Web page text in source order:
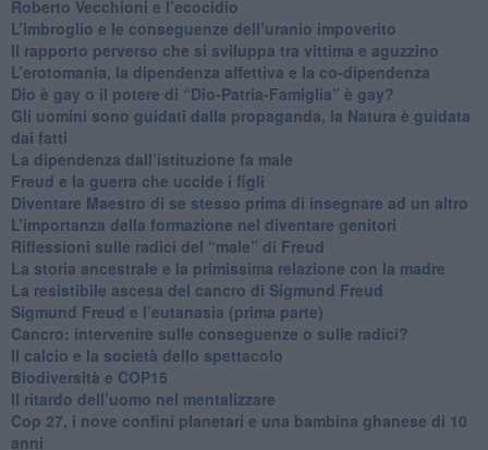
​Roberto Vecchioni e l’ecocidio
​L’imbroglio e le conseguenze dell’uranio impoverito
​Il rapporto perverso che si sviluppa tra vittima e aguzzino
L’erotomania, la dipendenza affettiva e la co-dipendenza
​Dio è gay o il potere di “Dio-Patria-Famiglia” è gay?
​Gli uomini sono guidati dalla propaganda, la Natura è guidata
dai fatti
La dipendenza dall’istituzione fa male
​Freud e la guerra che uccide i figli
​Diventare Maestro di se stesso prima di insegnare ad un altro
L’importanza della formazione nel diventare genitori
Riflessioni sulle radici del “male” di Freud
​La storia ancestrale e la primissima relazione con la madre
​La resistibile ascesa del cancro di Sigmund Freud
Sigmund Freud e l’eutanasia (prima parte)
Cancro: intervenire sulle conseguenze o sulle radici?
​Il calcio e la società dello spettacolo
Biodiversità e COP15
​Il ritardo dell’uomo nel mentalizzare
​Cop 27, i nove confini planetari e una bambina ghanese di 10
anni